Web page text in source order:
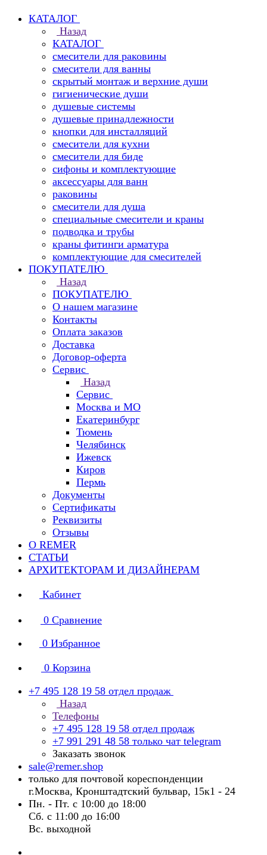
КАТАЛОГ
Назад
КАТАЛОГ
смесители для раковины
смесители для ванны
скрытый монтаж и верхние души
гигиенические души
душевые системы
душевые принадлежности
кнопки для инсталляций
смесители для кухни
смесители для биде
сифоны и комплектующие
аксессуары для ванн
раковины
смесители для душа
специальные смесители и краны
подводка и трубы
краны фитинги арматура
комплектующие для смесителей
ПОКУПАТЕЛЮ
Назад
ПОКУПАТЕЛЮ
О нашем магазине
Контакты
Оплата заказов
Доставка
Договор-оферта
Сервис
Назад
Сервис
Москва и МО
Екатеринбург
Тюмень
Челябинск
Ижевск
Киров
Пермь
Документы
Сертификаты
Реквизиты
Отзывы
О REMER
СТАТЬИ
АРХИТЕКТОРАМ И ДИЗАЙНЕРАМ
Кабинет
0 Сравнение
0 Избранное
0 Корзина
+7 495 128 19 58 отдел продаж
Назад
Телефоны
+7 495 128 19 58 отдел продаж
+7 991 291 48 58 только чат telegram
Заказать звонок
sale@remer.shop
только для почтовой кореспонденции
г.Москва, Кронштадтский бульвар, 15к1 - 24
Пн. - Пт. с 10:00 до 18:00
Сб. с 11:00 до 16:00
Вс. выходной